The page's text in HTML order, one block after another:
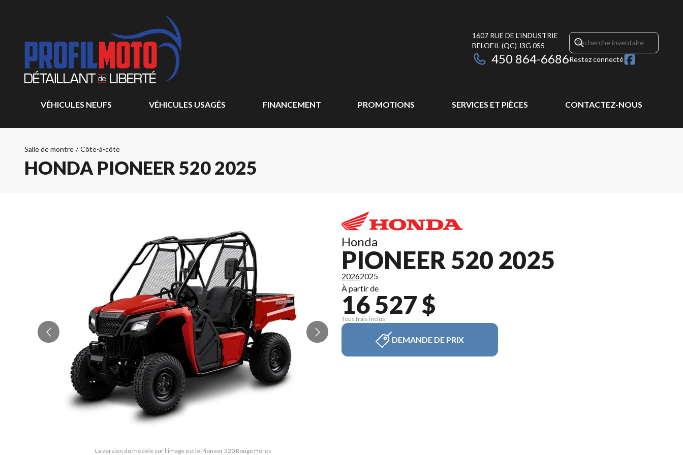
1607 RUE DE L'INDUSTRIE
BELOEIL (QC) J3G 0S5
450 864-6686Restez connecté
VÉHICULES NEUFS VÉHICULES USAGÉS FINANCEMENT PROMOTIONS SERVICES ET PIÈCES CONTACTEZ-NOUS
Salle de montre / Côte-à-côte
HONDA PIONEER 520 2025
La version du modèle sur l'image est le Pioneer 520 Rouge Héros
Honda
PIONEER 520 2025
20262025
À partir de
16 527 $
Tous frais inclus
DEMANDE DE PRIX